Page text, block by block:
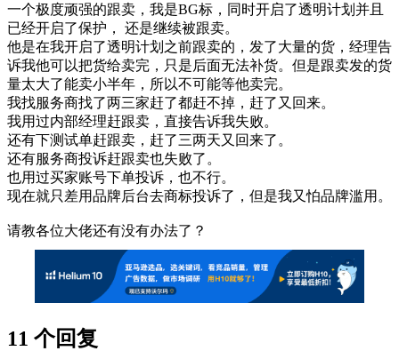
一个极度顽强的跟卖，我是BG标，同时开启了透明计划并且
已经开启了保护， 还是继续被跟卖。
他是在我开启了透明计划之前跟卖的，发了大量的货，经理告
诉我他可以把货给卖完，只是后面无法补货。但是跟卖发的货
量太大了能卖小半年，所以不可能等他卖完。
我找服务商找了两三家赶了都赶不掉，赶了又回来。
我用过内部经理赶跟卖，直接告诉我失败。
还有下测试单赶跟卖，赶了三两天又回来了。
还有服务商投诉赶跟卖也失败了。
也用过买家账号下单投诉，也不行。
现在就只差用品牌后台去商标投诉了，但是我又怕品牌滥用。
请教各位大佬还有没有办法了？
11 个回复